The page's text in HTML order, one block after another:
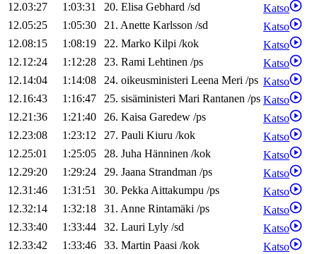
12.03:27
1:03:31 20. Elisa Gebhard /sd
Katso
12.05:25
1:05:30 21. Anette Karlsson /sd
Katso
12.08:15
1:08:19 22. Marko Kilpi /kok
Katso
12.12:24
1:12:28 23. Rami Lehtinen /ps
Katso
12.14:04
1:14:08 24. oikeusministeri Leena Meri /ps Katso
12.16:43
1:16:47 25. sisäministeri Mari Rantanen /ps Katso
12.21:36
1:21:40 26. Kaisa Garedew /ps
Katso
12.23:08
1:23:12 27. Pauli Kiuru /kok
Katso
12.25:01
1:25:05 28. Juha Hänninen /kok
Katso
12.29:20
1:29:24 29. Jaana Strandman /ps
Katso
12.31:46
1:31:51 30. PekkaAittakumpu /ps
Katso
12.32:14
1:32:18 31. Anne Rintamäki /ps
Katso
12.33:40
1:33:44 32. Lauri Lyly /sd
Katso
12.33:42
1:33:46 33. Martin Paasi /kok
Katso